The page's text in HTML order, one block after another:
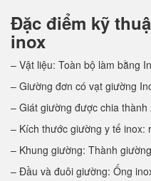
Đặc điểm kỹ
inox
– Vật liệu: Toàn bộ làm bằng
– Giường đơn có vạt giường
– Giát giường được chia thành
– Kích thước giường y tế inox:
– Khung giường: Thành
– Đầu và đuôi giường: Ống